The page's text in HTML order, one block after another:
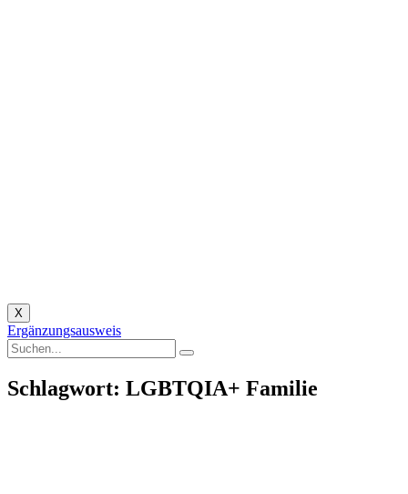
X
Ergänzungsausweis
Schlagwort: LGBTQIA+ Familie